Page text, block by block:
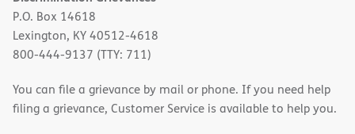
P.O. Box 14618
Lexington, KY 40512-4618
800-444-9137 (TTY: 711)
You can file a grievance by mail or phone. If you need help
filing a grievance, Customer Service is available to help you.